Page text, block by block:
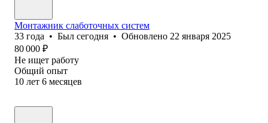
Монтажник слаботочных систем
33 года • Был сегодня • Обновлено 22 января 2025
80 000 ₽
Не ищет работу
Общий опыт
10 лет 6 месяцев